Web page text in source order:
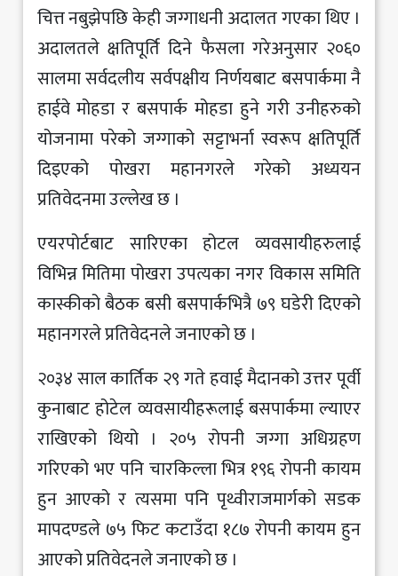
चित्त नबुझेपछि केही जग्गाधनी अदालत गएका थिए ।
अदालतले क्षतिपूर्ति दिने फैसला गरेअनुसार २०६०
सालमा सर्वदलीय सर्वपक्षीय निर्णयबाट बसपार्कमा नै
हाईवे मोहडा र बसपार्क मोहडा हुने गरी उनीहरुको
योजनामा परेको जग्गाको सट्टाभर्ना स्वरूप क्षतिपूर्ति
दिइएको पोखरा महानगरले गरेको अध्ययन
प्रतिवेदनमा उल्लेख छ ।
एयरपोर्टबाट सारिएका होटल व्यवसायीहरुलाई
विभिन्न मितिमा पोखरा उपत्यका नगर विकास समिति
कास्कीको बैठक बसी बसपार्कभित्रै ७९ घडेरी दिएको
महानगरले प्रतिवेदनले जनाएको छ ।
२०३४ साल कार्तिक २९ गते हवाई मैदानको उत्तर पूर्वी
कुनाबाट होटेल व्यवसायीहरूलाई बसपार्कमा ल्याएर
राखिएको थियो । २०५ रोपनी जग्गा अधिग्रहण
गरिएको भए पनि चारकिल्ला भित्र १९६ रोपनी कायम
हुन आएको र त्यसमा पनि पृथ्वीराजमार्गको सडक
मापदण्डले ७५ फिट कटाउँदा १८७ रोपनी कायम हुन
आएको प्रतिवेदनले जनाएको छ ।